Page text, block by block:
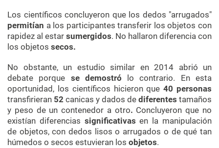
Los científicos concluyeron que los dedos "arrugados"
permitían a los participantes transferir los objetos con
rapidez al estar sumergidos. No hallaron diferencia con
los objetos secos.
No obstante, un estudio similar en 2014 abrió un
debate porque se demostró
lo contrario. En esta
oportunidad, los científicos hicieron que40 personas
transfirieran 52 canicas y dados de diferentes tamaños
y peso de un contenedor a otro. Concluyeron que no
existían diferencias significativas en la manipulación
de objetos, con dedos lisos o arrugados o de qué tan
húmedos o secos estuvieran los objetos.